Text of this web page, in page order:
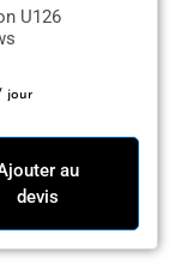
U126
jour
au
devis